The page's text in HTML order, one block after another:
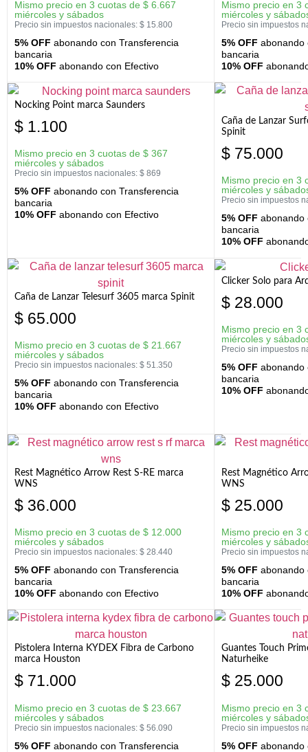
Mismo precio en 3 cuotas de $ 6.667
miércoles y sábados
Precio sin impuestos nacionales: $ 15.800
5% OFF abonando con Transferencia
bancaria
10% OFF abonando con Efectivo
Mismo precio en 3
miércoles y
Precio sin impuestos
5% OFF abonando
bancaria
10% OFF
Nocking Point marca Saunders
$ 1.100
Mismo precio en 3 cuotas de $ 367
miércoles y sábados
Precio sin impuestos nacionales: $ 869
5% OFF abonando con Transferencia
bancaria
10% OFF abonando con Efectivo
Caña de Lanzar
Spinit
$ 75.000
Mismo precio en 3
miércoles y
Precio sin impuestos
5% OFF abonando
bancaria
10% OFF
Caña de Lanzar Telesurf 3605 marca Spinit
$ 65.000
Mismo precio en 3 cuotas de $ 21.667
miércoles y sábados
Precio sin impuestos nacionales: $ 51.350
5% OFF abonando con Transferencia
bancaria
10% OFF abonando con Efectivo
Clicker Solo para
$ 28.000
Mismo precio en 3
miércoles y
Precio sin impuestos
5% OFF abonando
bancaria
10% OFF
Rest Magnético Arrow Rest S-RE marca
WNS
$ 36.000
Mismo precio en 3 cuotas de $ 12.000
miércoles y sábados
Precio sin impuestos nacionales: $ 28.440
5% OFF abonando con Transferencia
bancaria
10% OFF abonando con Efectivo
Rest Magnético
WNS
$ 25.000
Mismo precio en 3
miércoles y
Precio sin impuestos
5% OFF abonando
bancaria
10% OFF
Pistolera Interna KYDEX Fibra de Carbono
marca Houston
$ 71.000
Mismo precio en 3 cuotas de $ 23.667
miércoles y sábados
Precio sin impuestos nacionales: $ 56.090
5% OFF abonando con Transferencia
Guantes Touch
Naturheike
$ 25.000
Mismo precio en 3
miércoles y
Precio sin impuestos
5% OFF abonando